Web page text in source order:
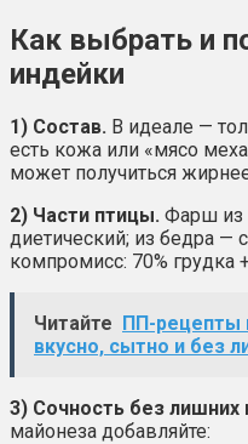
Как выбрать и
индейки
1) Состав. В идеале —
есть кожа или «мясо
может получиться
2) Части птицы. Фарш из
диетический; из бедра —
компромисс: 70% грудка
Читайте ПП-рецепты
вкусно, сытно и без
3) Сочность без лишних
майонеза добавляйте: